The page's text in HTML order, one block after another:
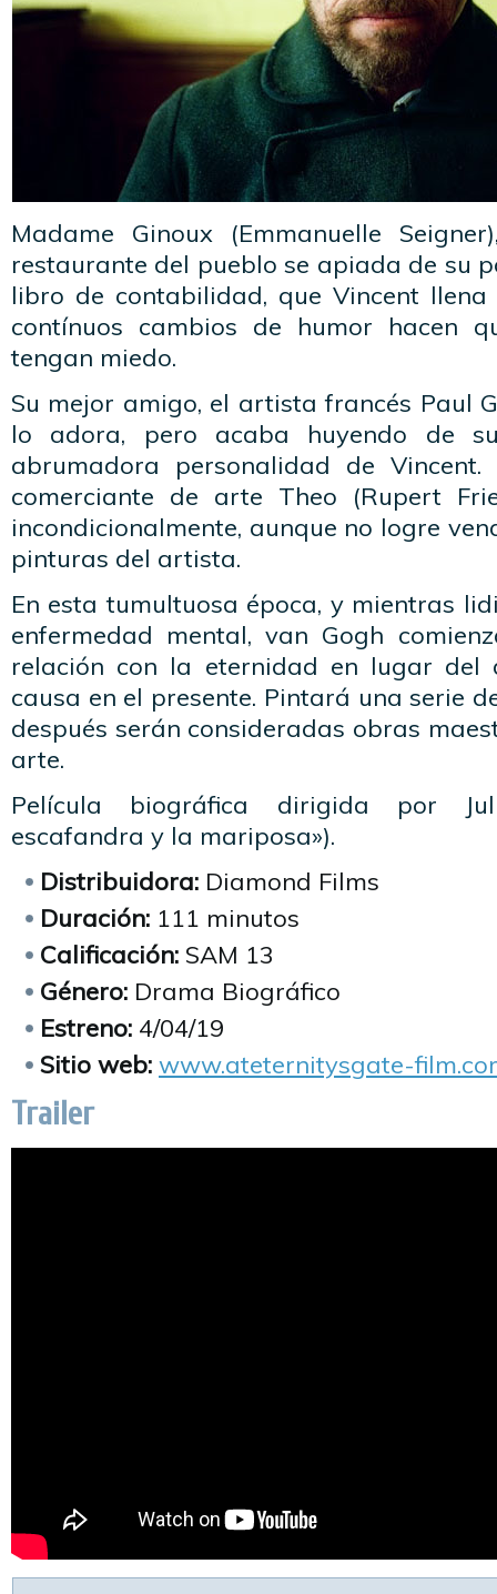
Madame Ginoux (Emmanuelle
restaurante del pueblo se apiada de su
libro de contabilidad, que Vincent llena
contínuos cambios de humor hacen
tengan miedo.
Su mejor amigo, el artista francés Paul
lo adora, pero acaba huyendo de
abrumadora personalidad de
comerciante de arte Theo (Rupert
incondicionalmente, aunque no logre
pinturas del artista.
En esta tumultuosa época, y mientras
enfermedad mental, van Gogh
relación con la eternidad en lugar
causa en el presente. Pintará una serie
después serán consideradas obras
arte.
Película biográfica dirigida por
escafandra y la mariposa»).
Distribuidora: Diamond Films
Duración: 111 minutos
Calificación: SAM 13
Género: Drama Biográfico
Estreno: 4/04/19
Sitio web: www.ateternitysgate-
Trailer